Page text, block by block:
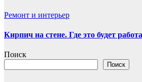
Ремонт и интерьер
Кирпич на стене. Где это будет
Поиск
Поиск